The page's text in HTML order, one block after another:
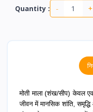
Quantity : - +
मोती माला (शंख/सीप) केवल
जीवन में मानसिक शांति,